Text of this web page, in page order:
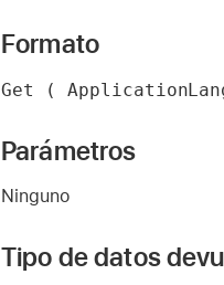
Formato
Get (
Parámetros
Ninguno
Tipo de datos